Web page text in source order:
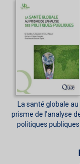
La santé globale au
prisme de l'analyse
politiques publiques